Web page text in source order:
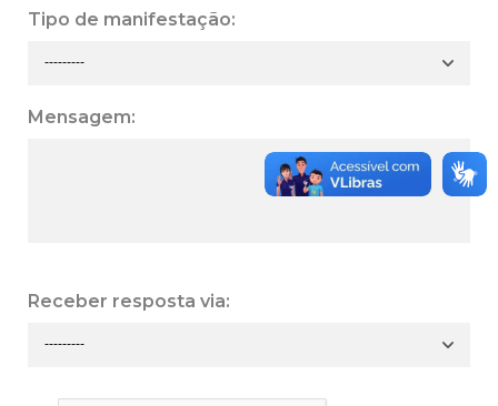
Tipo de manifestação:
Mensagem:
Receber resposta via: